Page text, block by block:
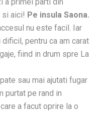
si aici! Pe insula Saona.
nu este facil. Iar
pentru ca am carat
fiind in drum spre La
sau mai ajutati fugar
purtat pe rand in
a facut oprire la o